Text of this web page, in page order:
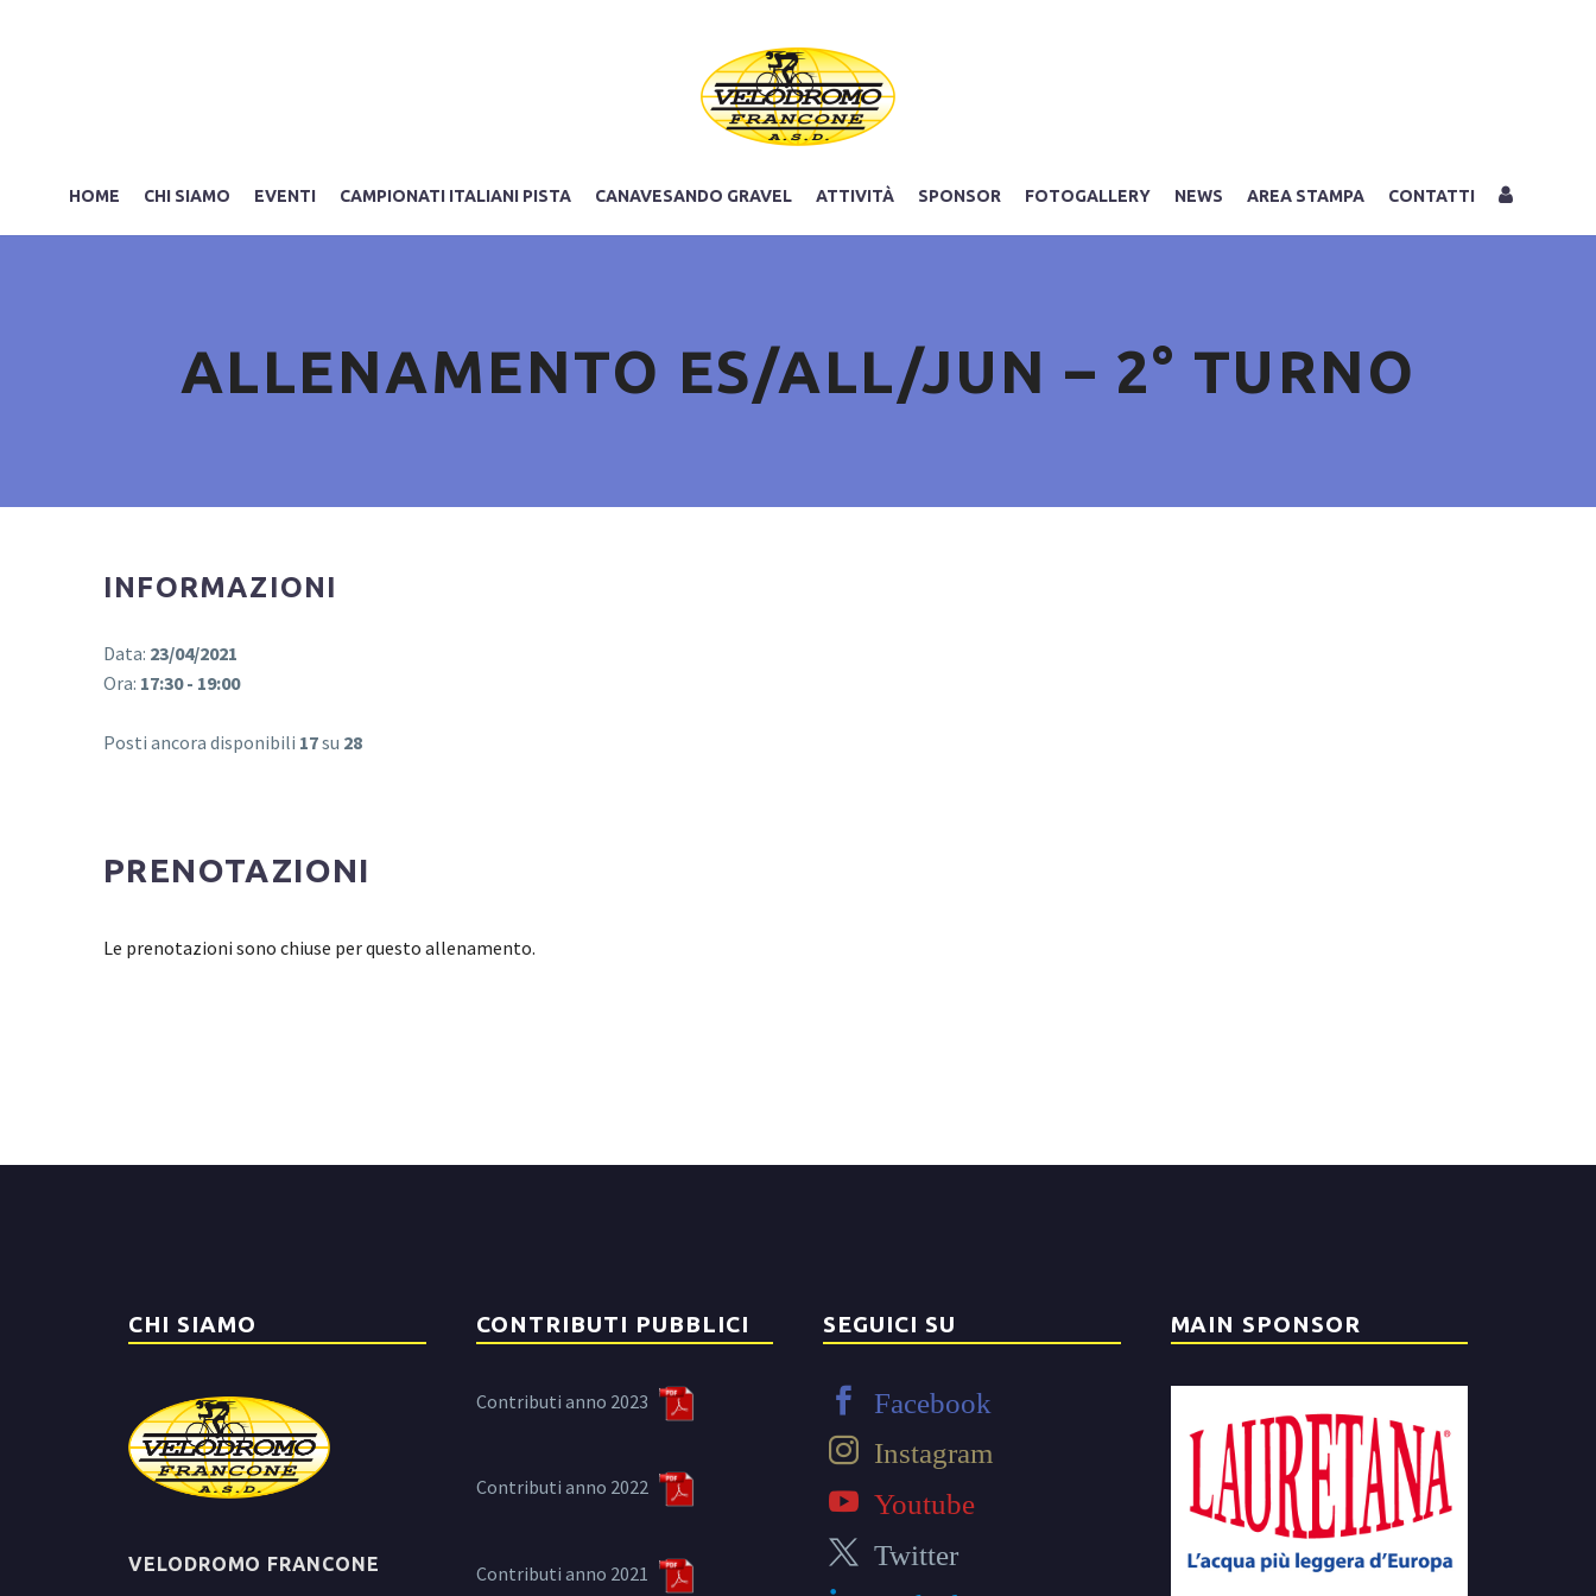
HOME CHI SIAMO EVENTI CAMPIONATI ITALIANI PISTA CANAVESANDO GRAVEL ATTIVITÀ SPONSOR FOTOGALLERY NEWS AREA STAMPA CONTATTI LOGIN
ALLENAMENTO ES/ALL/JUN – 2° TURNO
INFORMAZIONI
Data: 23/04/2021
Ora: 17:30 - 19:00
Posti ancora disponibili 17su 28
PRENOTAZIONI
Le prenotazioni sono chiuse per questo allenamento.
CHI SIAMO
VELODROMO FRANCONE
CONTRIBUTI PUBBLICI
Contributi anno 2023
Contributi anno 2022
Contributi anno 2021
SEGUICI SU
Facebook
Instagram
Youtube
Twitter
MAIN SPONSOR